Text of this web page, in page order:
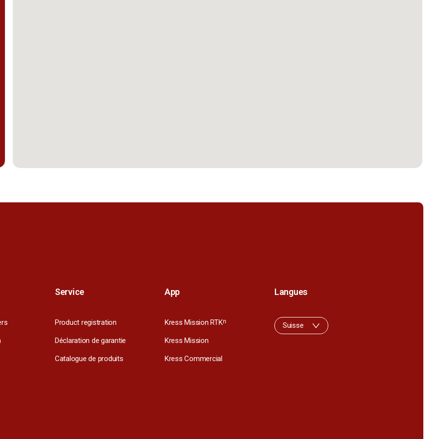
Service
Product registration
Déclaration de garantie
Catalogue de produits
App
Kress Mission RTKn
Kress Mission
Kress Commercial
Langues
Suisse